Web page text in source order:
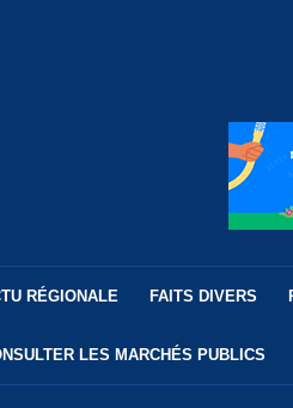
RÉGIONALE FAITS DIVERS
LES MARCHÉS PUBLICS